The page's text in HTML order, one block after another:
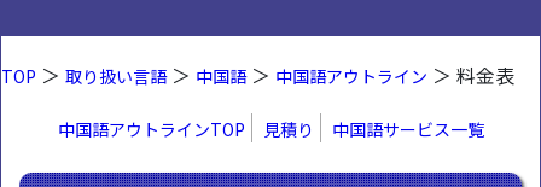
TOP ＞ 取り扱い言語＞ 中国語＞ 中国語アウトライン ＞ 料金表
中国語アウトラインTOP 見積り 中国語サービス一覧